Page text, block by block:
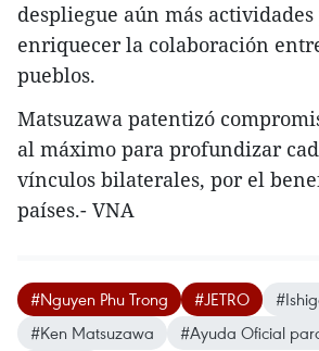
despliegue aún más
enriquecer la colaboración
pueblos.
Matsuzawa patentizó
al máximo para profundizar
vínculos bilaterales, por el
países.- VNA
#Nguyen Phu Trong #JETRO
#Ken Matsuzawa
#Ayuda Oficial